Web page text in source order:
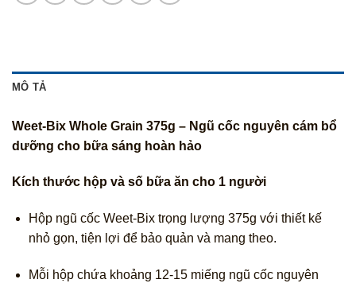
MÔ TẢ
Weet-Bix Whole Grain 375g – Ngũ cốc nguyên cám bổ
dưỡng cho bữa sáng hoàn hảo
Kích thước hộp và số bữa ăn cho 1 người
Hộp ngũ cốc Weet-Bix trọng lượng 375g với thiết kế
nhỏ gọn, tiện lợi để bảo quản và mang theo.
Mỗi hộp chứa khoảng 12-15 miếng ngũ cốc nguyên